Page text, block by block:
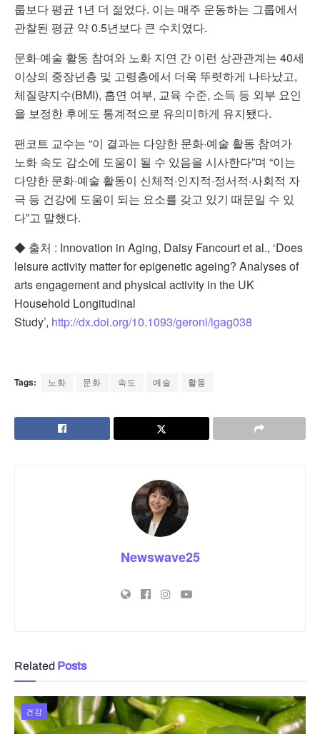
룹보다 평균 1년 더 젊었다. 이는 매주 운동하는 그룹에서
관찰된 평균 약 0.5년보다 큰 수치였다.
문화·예술 활동 참여와 노화 지연 간 이런 상관관계는 40세
이상의 중장년층 및 고령층에서 더욱 뚜렷하게 나타났고,
체질량지수(BMI), 흡연 여부, 교육 수준, 소득 등 외부 요인
을 보정한 후에도 통계적으로 유의미하게 유지됐다.
팬코트 교수는 “이 결과는 다양한 문화·예술 활동 참여가
노화 속도 감소에 도움이 될 수 있음을 시사한다”며 “이는
다양한 문화·예술 활동이 신체적·인지적·정서적·사회적 자
극 등 건강에 도움이 되는 요소를 갖고 있기 때문일 수 있
다”고 말했다.
◆ 출처 : Innovation in Aging, Daisy Fancourt et al., ‘Does
leisure activity matter for epigenetic ageing? Analyses of
arts engagement and physical activity in the UK
Household Longitudinal
Study’, http://dx.doi.org/10.1093/geroni/igag038
Tags: 노화 문화 속도 예술 활동
Newswave25
Related Posts
건강